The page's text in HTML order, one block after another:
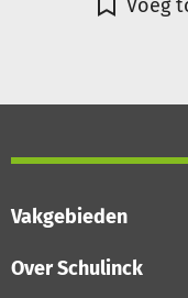
Voeg
Vakgebieden
Over Schulinck